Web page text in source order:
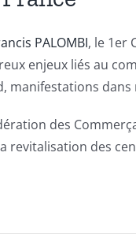
PALOMBI, le 1er
enjeux liés au
manifestations
des
revitalisation des